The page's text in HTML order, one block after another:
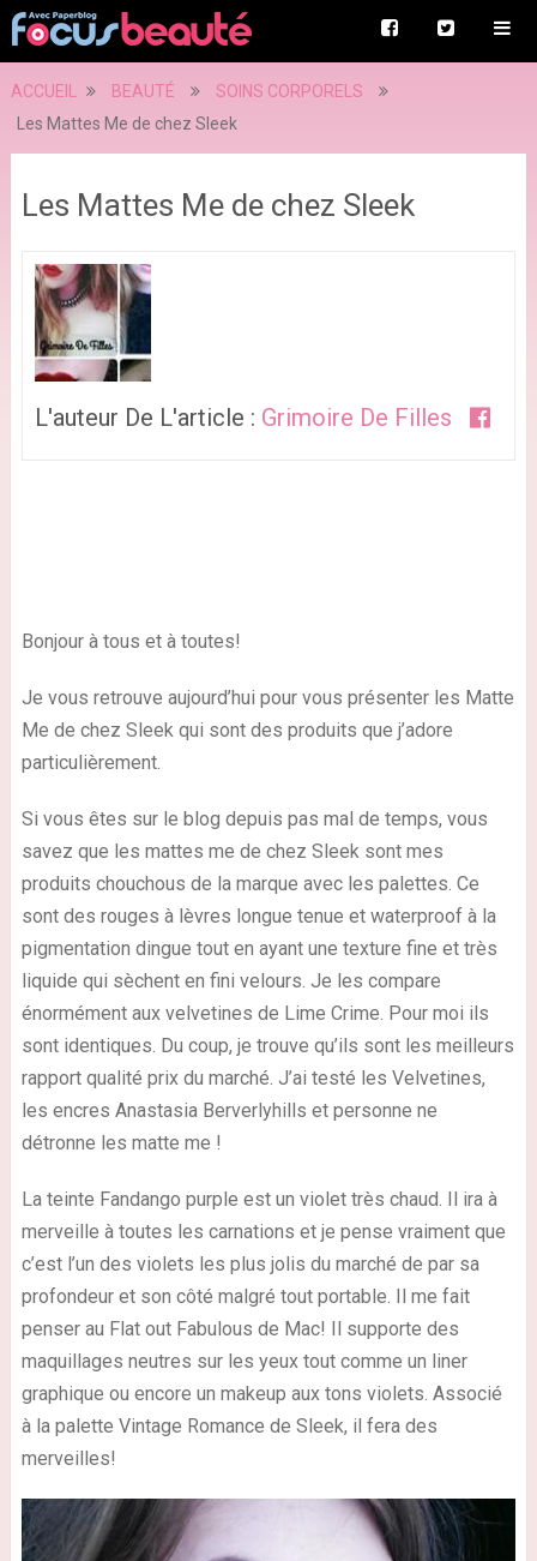
ACCUEIL BEAUTÉ
SOINS CORPORELS
Les Mattes Me de chez Sleek
Les Mattes Me de chez Sleek
L'auteur De L'article : Grimoire De Filles
Bonjour à tous et à toutes!
Je vous retrouve aujourd’hui pour vous présenter les Matte
Me de chez Sleek qui sont des produits que j’adore
particulièrement.
Si vous êtes sur le blog depuis pas mal de temps, vous
savez que les mattes me de chez Sleek sont mes
produits chouchous de la marque avec les palettes. Ce
sont des rouges à lèvres longue tenue et waterproof à la
pigmentation dingue tout en ayant une texture fine et très
liquide qui sèchent en fini velours. Je les compare
énormément aux velvetines de Lime Crime. Pour moi ils
sont identiques. Du coup, je trouve qu’ils sont les meilleurs
rapport qualité prix du marché. J’ai testé les Velvetines,
les encres Anastasia Berverlyhills et personne ne
détronne les matte me !
La teinte Fandango purple est un violet très chaud. Il ira à
merveille à toutes les carnations et je pense vraiment que
c’est l’un des violets les plus jolis du marché de par sa
profondeur et son côté malgré tout portable. Il me fait
penser au Flat out Fabulous de Mac! Il supporte des
maquillages neutres sur les yeux tout comme un liner
graphique ou encore un makeup aux tons violets. Associé
à la palette Vintage Romance de Sleek, il fera des
merveilles!